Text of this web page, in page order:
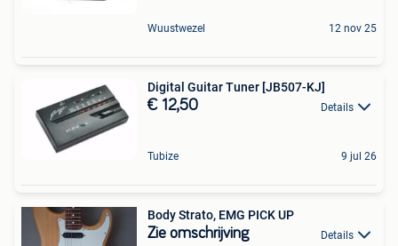
Wuustwezel 12 nov 25
Digital Guitar Tuner [JB507-KJ]
€ 12,50 Details
Tubize 9 jul 26
Body Strato, EMG PICK UP
Zie omschrijving Details